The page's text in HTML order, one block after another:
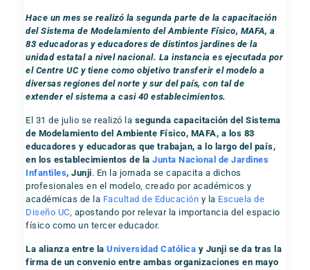
Hace un mes se realizó la segunda parte de la capacitación
del Sistema de Modelamiento del Ambiente Físico, MAFA, a
83 educadoras y educadores de distintos jardines de la
unidad estatal a nivel nacional. La instancia es ejecutada por
el Centre UC y tiene como objetivo transferir el modelo a
diversas regiones del norte y sur del país, con tal de
extender el sistema a casi 40 establecimientos.
El 31 de julio se realizó la segunda capacitación del Sistema
de Modelamiento del Ambiente Físico, MAFA, a los 83
educadores y educadoras que trabajan, a lo largo del país,
en los establecimientos de laJunta Nacional de Jardines
Infantiles, Junji. En la jornada se capacita a dichos
profesionales en el modelo, creado por académicos y
académicas de la Facultad de Educación y la Escuela de
Diseño UC , apostando por relevar la importancia del espacio
físico como un tercer educador.
La alianza entre laUniversidad Católica y Junji se da tras la
firma de un convenio entre ambas organizaciones en mayo